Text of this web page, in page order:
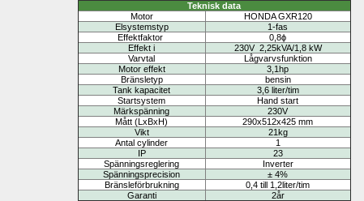
Teknisk data
Motor
HONDA GXR120
Elsystemstyp
1-fas
Effektfaktor
0,8ϕ
Effekt i
230V2,25kVA/1,8 kW
Varvtal
Lågvarvsfunktion
Motor effekt
3,1hp
Bränsletyp
bensin
Tank kapacitet
3,6 liter/tim
Startsystem
Hand start
Märkspänning
230V
Mått (LxBxH)
290x512x425 mm
Vikt
21kg
Antal cylinder
1
IP
23
Spänningsreglering
Inverter
Spänningsprecision
± 4%
Bränsleförbrukning
0,4 till 1,2liter/tim
Garanti
2år